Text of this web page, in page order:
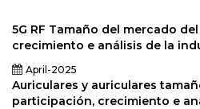
5G RF Tamaño del mercado
crecimiento e análisis de la
April-2025
Auriculares y auriculares
participación, crecimiento e